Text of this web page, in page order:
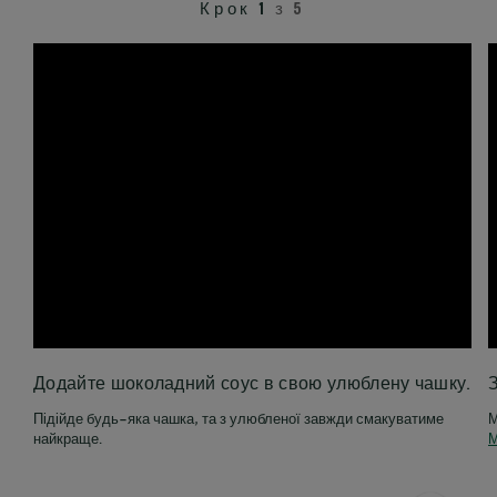
Крок 1 з 5
Додайте шоколадний соус в свою улюблену чашку.
Підійде будь-яка чашка, та з улюбленої завжди смакуватиме
найкраще.